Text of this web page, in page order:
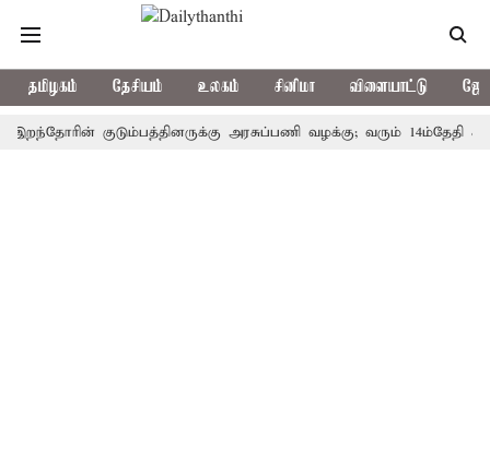
தமிழகம் தேசியம் உலகம் சினிமா விளையாட்டு
குடும்பத்தினருக்கு அரசுப்பணி வழக்கு; வரும் 14ம்தேதி